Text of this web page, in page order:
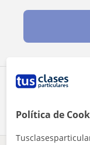
Comparte a
Política de